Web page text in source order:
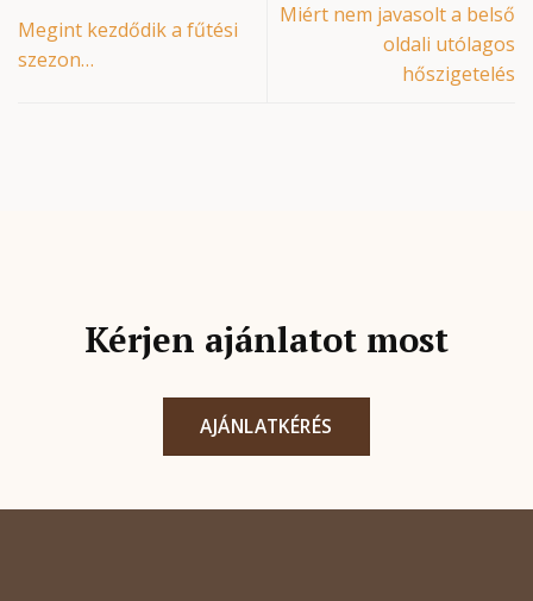
Megint kezdődik a fűtési
szezon…
Miért nem javasolt a belső
oldali utólagos
hőszigetelés
Kérjen ajánlatot most
AJÁNLATKÉRÉS